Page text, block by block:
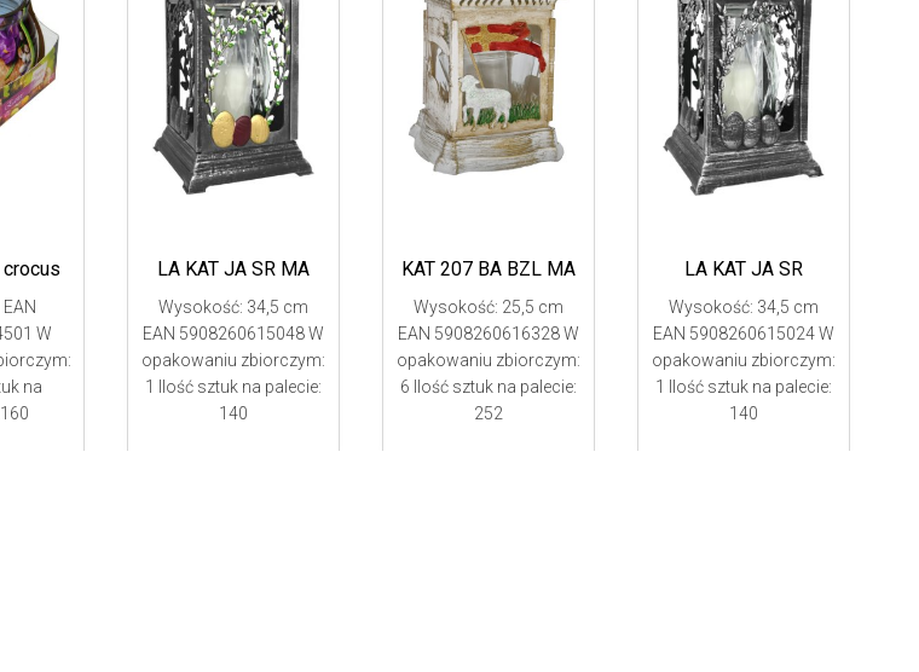
W
na
LA KAT JA SR MA
Wysokość: 34,5 cm
EAN 5908260615048 W
opakowaniu zbiorczym:
1 Ilość sztuk na palecie:
140
KAT 207 BA BZL MA
Wysokość: 25,5 cm
EAN 5908260616328 W
opakowaniu zbiorczym:
6 Ilość sztuk na palecie:
252
LA KAT JA SR
Wysokość: 34,5 cm
EAN 5908260615024 W
opakowaniu zbiorczym:
1 Ilość sztuk na palecie:
140